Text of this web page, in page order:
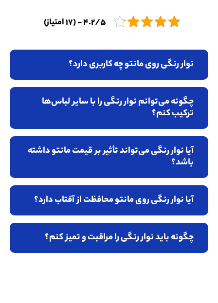
4.2/5 - (17 امتیاز)
نوار رنگی روی مانتو چه کاربری دارد؟
چگونه می‌توانم نوار رنگی را با سایر لباس‌ها
ترکیب کنم؟
آیا نوار رنگی می‌تواند تأثیر بر قیمت مانتو داشته
باشد؟
آیا نوار رنگی روی مانتو محافظت از آفتاب دارد؟
چگونه باید نوار رنگی را مراقبت و تمیز کنم؟